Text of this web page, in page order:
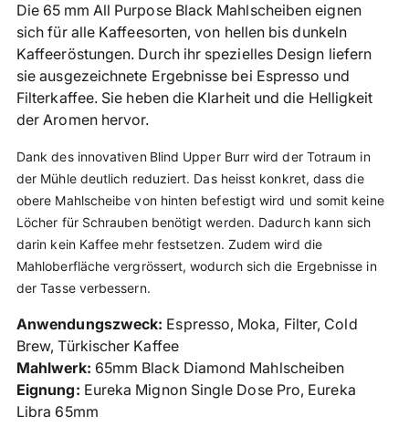
den
Warenkorb
legen
Die 65 mm All Purpose Black Mahlscheiben eignen
sich für alle Kaffeesorten, von hellen bis dunkeln
Kaffeeröstungen. Durch ihr spezielles Design liefern
sie ausgezeichnete Ergebnisse bei Espresso und
Filterkaffee. Sie heben die Klarheit und die Helligkeit
der Aromen hervor.
Dank des innovativen Blind Upper Burr wird der Totraum in
der Mühle deutlich reduziert. Das heisst konkret, dass die
obere Mahlscheibe von hinten befestigt wird und somit keine
Löcher für Schrauben benötigt werden. Dadurch kann sich
darin kein Kaffee mehr festsetzen. Zudem wird die
Mahloberfläche vergrössert, wodurch sich die Ergebnisse in
der Tasse verbessern.
Anwendungszweck: Espresso, Moka, Filter, Cold
Brew, Türkischer Kaffee
Mahlwerk: 65mm Black Diamond Mahlscheiben
Eignung: Eureka Mignon Single Dose Pro, Eureka
Libra 65mm